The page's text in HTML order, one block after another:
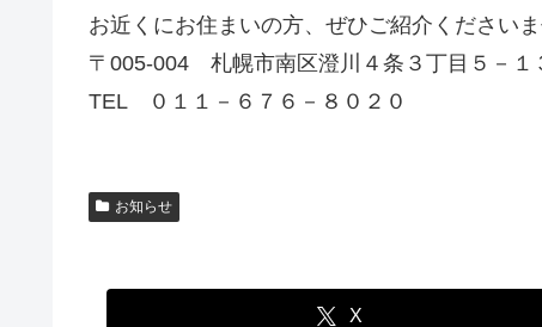
お近くにお住まいの方、ぜひご紹介ください
〒005-004 札幌市南区澄川４条３丁目５－
TEL ０１１－６７６－８０２０
お知らせ
X